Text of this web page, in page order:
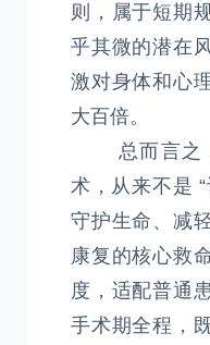
则，属于短期
乎其微的潜在
激对身体和心
大百倍。
总而言之，
术，从来不是
守护生命、减
康复的核心救
度，适配普通
手术期全程，